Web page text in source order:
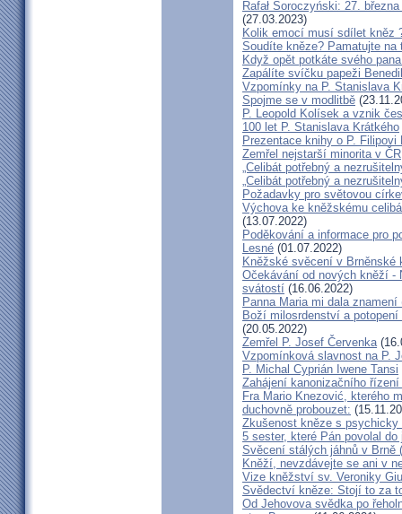
Rafał Soroczyński: 27.
(27.03.2023)
Kolik emocí musí sdílet kněz
Soudíte kněze? Pamatujte
Když opět potkáte svého
Zapálíte svíčku papeži
Vzpomínky na P. Stanislava
Spojme se v modlitbě
P. Leopold Kolísek a vznik
100 let P. Stanislava Krátkého
Prezentace knihy o P. Filipovi
Zemřel nejstarší minorita v ČR
„Celibát potřebný a
„Celibát potřebný a
Požadavky pro světovou
Výchova ke kněžskému
(13.07.2022)
Poděkování a informace pro
Lesné (01.07.2022)
Kněžské svěcení v Brněnské
Očekávání od nových kněží -
svátostí (16.06.2022)
Panna Maria mi dala
Boží milosrdenství a
(20.05.2022)
Zemřel P. Josef Červenka
Vzpomínková slavnost na P.
P. Michal Cyprián Iwene Tansi
Zahájení kanonizačního
Fra Mario Knezović, kterého
duchovně probouzet:
Zkušenost kněze s psychicky
5 sester, které Pán povolal do
Svěcení stálých jáhnů v Brně
Kněží, nevzdávejte se ani v
Vize kněžství sv. Veroniky
Svědectví kněze: Stojí to za
Od Jehovova svědka po